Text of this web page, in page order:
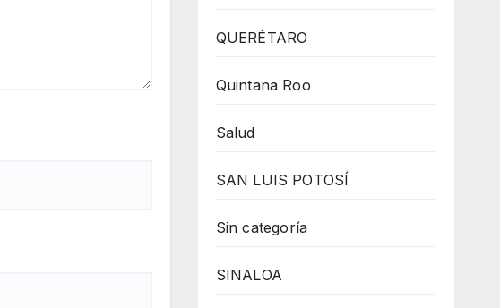
QUERÉTARO
Quintana Roo
Salud
SAN LUIS POTOSÍ
Sin categoría
SINALOA